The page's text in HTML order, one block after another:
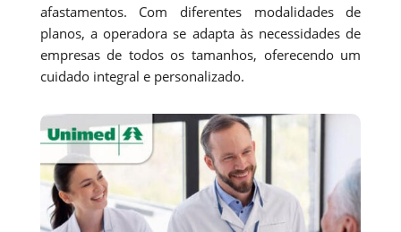
afastamentos. Com diferentes modalidades de
planos, a operadora se adapta às necessidades de
empresas de todos os tamanhos, oferecendo um
cuidado integral e personalizado.